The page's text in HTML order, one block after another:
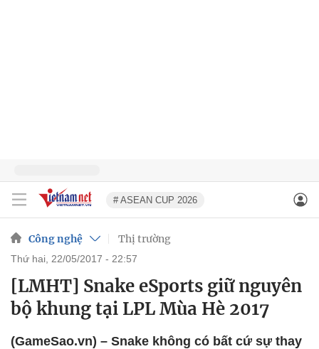
# ASEAN CUP 2026
Công nghệ Thị trường
thứ hai, 22/05/2017 - 22:57
[LMHT] Snake eSports giữ nguyên
bộ khung tại LPL Mùa Hè 2017
(GameSao.vn) – Snake không có bất cứ sự thay